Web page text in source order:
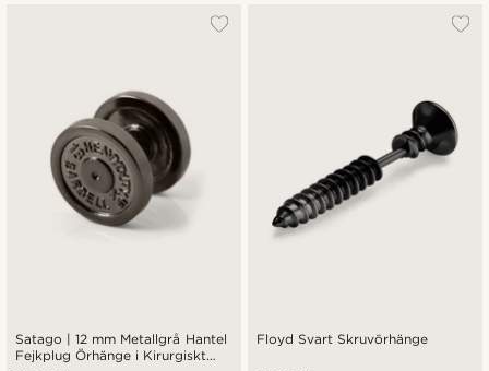
Satago | 12 mm Metallgrå Hantel
Fejkplug Örhänge i Kirurgiskt
Floyd Svart Skruvörhänge